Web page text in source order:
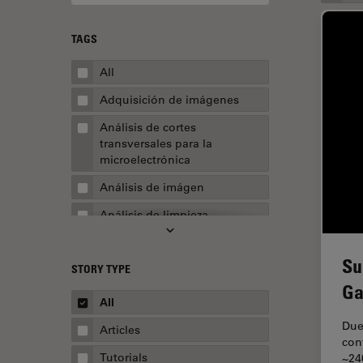
TAGS
All
Adquisición de imágenes
Análisis de cortes
transversales para la
microelectrónica
Análisis de imágen
Análisis de limpieza
Apertura numérica
AR Surgery
Automoción y transporte
Biofarmacia
STORY TYPE
All
Articles
Tutorials